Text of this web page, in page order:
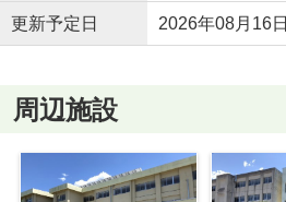
更新予定日 2026年08月16日
周辺施設